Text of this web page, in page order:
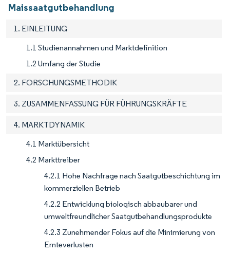
Maissaatgutbehandlung
1. EINLEITUNG
1.1 Studienannahmen und Marktdefinition
1.2 Umfang der Studie
2. FORSCHUNGSMETHODIK
3. ZUSAMMENFASSUNG FÜR FÜHRUNGSKRÄFTE
4. MARKTDYNAMIK
4.1 Marktübersicht
4.2 Markttreiber
4.2.1 Hohe Nachfrage nach Saatgutbeschichtung im
kommerziellen Betrieb
4.2.2 Entwicklung biologisch abbaubarer und
umweltfreundlicher Saatgutbehandlungsprodukte
4.2.3 Zunehmender Fokus auf die Minimierung von
Ernteverlusten